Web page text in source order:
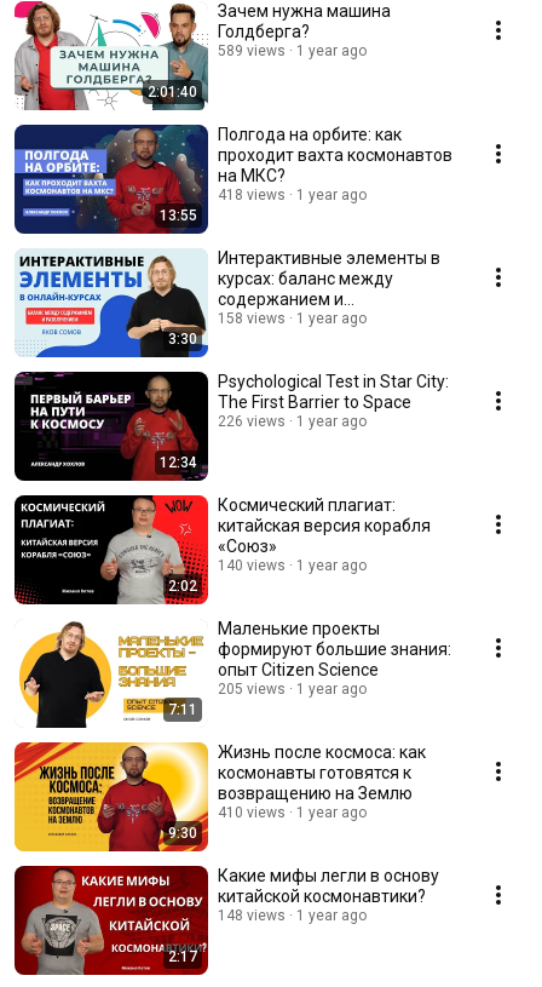
2:01:40
Зачем нужна машина
Голдберга?
589 views 1 year ago
13:55
Полгода на орбите: как
проходит вахта космонавтов
на МКС?
418 views 1 year ago
3:30
Интерактивные элементы в
курсах: баланс между
содержанием и
развлечением
158 views 1 year ago
12:34
Psychological Test in Star City:
The First Barrier to Space
226 views 1 year ago
2:02
Космический плагиат:
китайская версия корабля
«Союз»
140 views 1 year ago
7:11
Маленькие проекты
формируют большие знания:
опыт Citizen Science
205 views 1 year ago
9:30
Жизнь после космоса: как
космонавты готовятся к
возвращению на Землю
410 views 1 year ago
2:17
Какие мифы легли в основу
китайской космонавтики?
148 views 1 year ago